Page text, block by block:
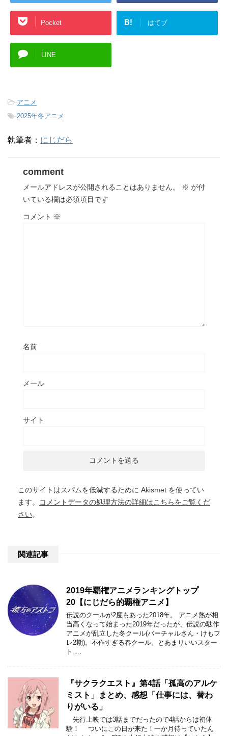
Pocket B! はてブ
LINE
-アニメ
-2025年冬アニメ
執筆者： にじだら
comment
メールアドレスが公開されることはありません。 ※ が付
いている欄は必須項目です
コメント ※
名前
メール
サイト
このサイトはスパムを低減するために Akismet を使ってい
ます。
コメントデータの処理方法の詳細はこちらをご覧くだ
さい。
関連記事
2019年覇権アニメランキングトップ
20【にじだら的覇権アニメ】
伝説のクールが2度もあった2018年。 アニメ熱が相
当高くなって始まった2019年だったが、伝説の駄作
アニメが乱立した冬クール(バーチャルさん・けもフ
レ2期)。不作すぎる春クール。とあまりいいスター
ト …
『サクラクエスト』第4話「孤高のアルケ
ミスト」まとめ、感想「仕事には、替わ
りがいる」
先行上映では3話までだったので4話からは初体
験！ ついにこの日が来た！一か月待っていたん